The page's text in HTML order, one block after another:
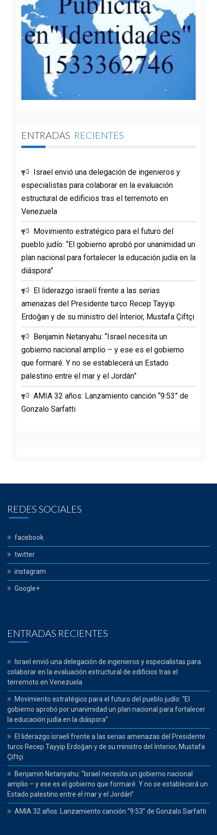
ENTRADAS RECIENTES
Israel envió una delegación de ingenieros y
especialistas para colaborar en la evaluación
estructural de edificios tras el terremoto en
Venezuela
Movimiento estratégico para el futuro del
pueblo judío: “El gobierno aprobó por unanimidad un
plan nacional para fortalecer la educación judía en la
diáspora”
El liderazgo israelí frente a las serias
amenazas del Presidente turco Recep Tayyip
Erdoğan y de su ministro del İnterior, Mustafa Çiftçi
Benjamin Netanyahu: “Israel necesita un
gobierno nacional amplio – y ese es el gobierno
que formaré. Y no se establecerá un Estado
palestino entre el mar y el Jordán”
AMIA 32 años: Lanzamiento canción “9:53” de
Gonzalo Sarfatti
REDES SOCIALES
facebook
twitter
instagram
Google+
ENTRADAS RECIENTES
Israel envió una delegación de ingenieros y especialistas para
colaborar en la evaluación estructural de edificios tras el
terremoto en Venezuela
Movimiento estratégico para el futuro del pueblo judío: “El
gobierno aprobó por unanimidad un plan nacional para fortalecer
la educación judía en la diáspora”
El liderazgo israelí frente a las serias amenazas del Presidente
turco Recep Tayyip Erdoğan y de su ministro del İnterior, Mustafa
Çiftçi
Benjamin Netanyahu: “Israel necesita un gobierno nacional
amplio – y ese es el gobierno que formaré. Y no se establecerá un
Estado palestino entre el mar y el Jordán”
AMIA 32 años: Lanzamiento canción “9:53” de Gonzalo Sarfatti